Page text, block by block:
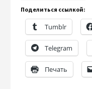
Поделиться ссылкой:
Tumblr
Telegram
Печать